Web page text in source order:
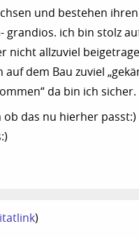
und bestehen ihren
grandios. ich bin stolz
nicht allzuviel
dem Bau zuviel
da bin ich sicher.
das nu hierher passt:)
)